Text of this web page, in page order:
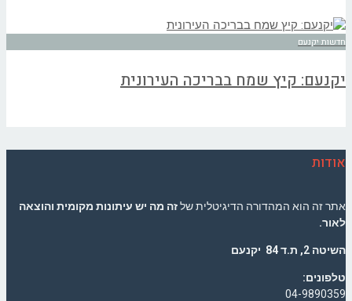
חדשות יקנעם
יקנעם: קיץ שמח בבריכה העירונית
אודות
אתר זה הוא המהדורה הדיגיטלית שלזה מה יש עיתונות מקומית והוצאה
לאור.
השיטה 2, ת.ד 84 יקנעם
טלפונים:
04-9890359